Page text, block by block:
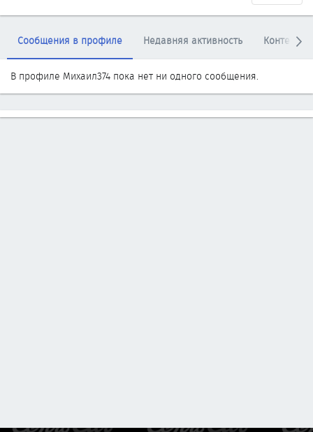
Сообщения в профиле Недавняя активность Контент
В профиле Михаил374 пока нет ни одного сообщения.